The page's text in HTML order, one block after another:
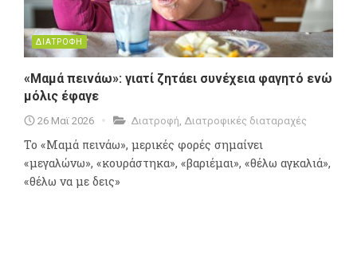
ΔΙΑΤΡΟΦΗ
«Μαμά πεινάω»: γιατί ζητάει συνέχεια φαγητό ενώ
μόλις έφαγε
26 Μαϊ 2026 Διατροφή Διατροφικές διαταραχές
Το «Μαμά πεινάω», μερικές φορές σημαίνει
«μεγαλώνω», «κουράστηκα», «βαριέμαι», «θέλω αγκαλιά»,
«θέλω να με δεις»